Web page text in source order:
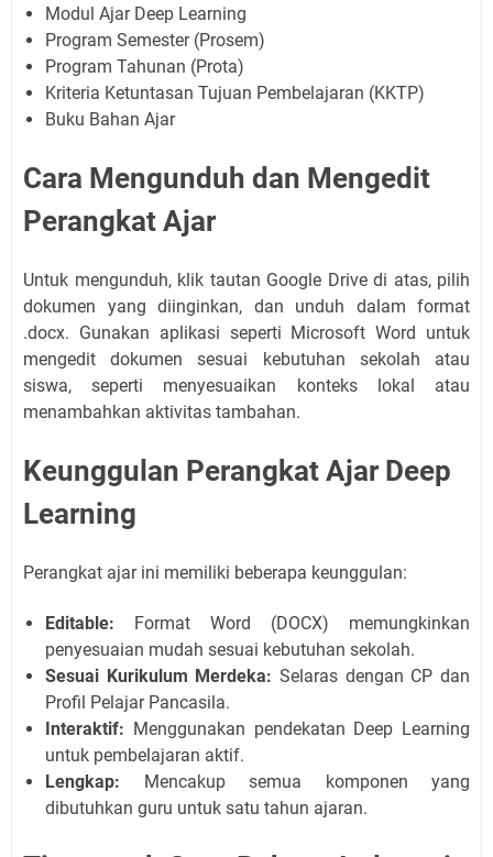
Modul Ajar Deep Learning
Program Semester (Prosem)
Program Tahunan (Prota)
Kriteria Ketuntasan Tujuan Pembelajaran (KKTP)
Buku Bahan Ajar
Cara Mengunduh dan Mengedit
Perangkat Ajar
Untuk mengunduh, klik tautan Google Drive di atas, pilih
dokumen yang diinginkan, dan unduh dalam format
.docx. Gunakan aplikasi seperti Microsoft Word untuk
mengedit dokumen sesuai kebutuhan sekolah atau
siswa, seperti menyesuaikan konteks lokal atau
menambahkan aktivitas tambahan.
Keunggulan Perangkat Ajar Deep
Learning
Perangkat ajar ini memiliki beberapa keunggulan:
Editable: Format Word (DOCX) memungkinkan
penyesuaian mudah sesuai kebutuhan sekolah.
Sesuai Kurikulum Merdeka: Selaras dengan CP dan
Profil Pelajar Pancasila.
Interaktif: Menggunakan pendekatan Deep Learning
untuk pembelajaran aktif.
Lengkap: Mencakup semua komponen yang
dibutuhkan guru untuk satu tahun ajaran.